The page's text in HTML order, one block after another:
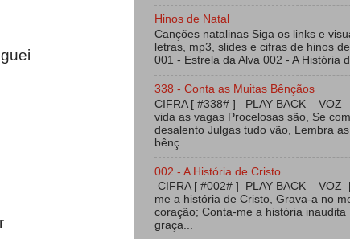
Hinos de Natal
Canções natalinas Siga os links e
letras, mp3, slides e cifras de hinos
001 - Estrela da Alva 002 - A História
338 - Conta as Muitas Bênçãos
CIFRA [ #338# ] PLAY BACK VOZ
vida as vagas Procelosas são, Se com
desalento Julgas tudo vão, Lembra
bênç...
002 - A História de Cristo
CIFRA [ #002# ] PLAY BACK VOZ
me a história de Cristo, Grava-a no
coração; Conta-me a história inaudita
graça...